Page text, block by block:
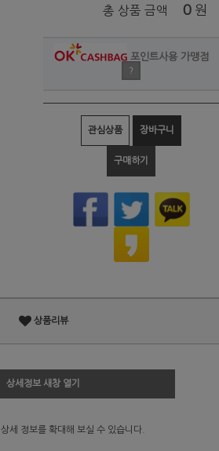
총 상품 금액 0 원
포인트사용 가맹점
?
관심상품 장바구니
구매하기
상품리뷰
상세정보 새창 열기
상세 정보를 확대해 보실 수 있습니다.